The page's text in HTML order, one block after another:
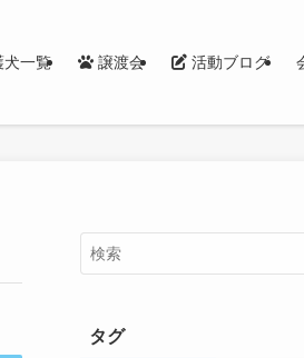
一覧 譲渡会 活動ブログ
タグ